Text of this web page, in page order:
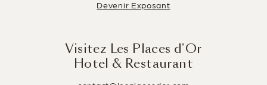
Devenir Exposant
Visitez Les Places d’Or
Hotel & Restaurant